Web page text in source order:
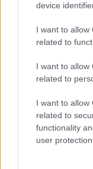
device
I want to allow
related to
I want to allow
related to
I want to allow
related to
functionality
user protection.
ΔΙΕΘΝΗ
06/08/2026
Το πάλεψε